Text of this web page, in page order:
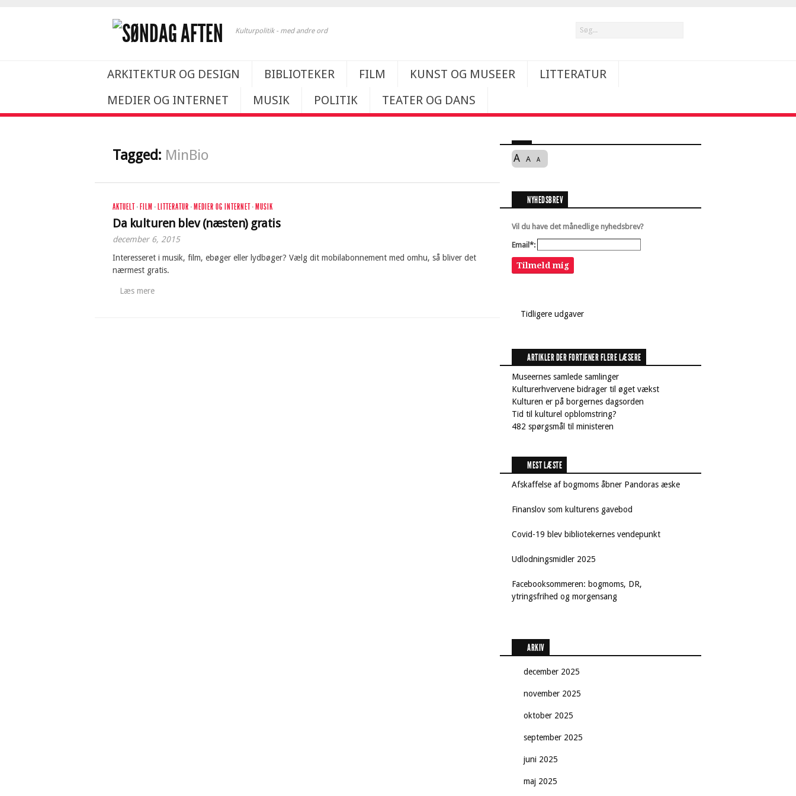
Kulturpolitik - med andre ord
ARKITEKTUR OG DESIGN BIBLIOTEKER FILM KUNST OG MUSEER
LITTERATUR
MEDIER OG INTERNET
MUSIK POLITIK TEATER OG DANS
Tagged: MinBio
AKTUELT· FILM · LITTERATUR · MEDIER OG INTERNET· MUSIK
Da kulturen blev (næsten) gratis
december 6, 2015
Interesseret i musik, film, ebøger eller lydbøger? Vælg dit mobilabonnement med omhu, så bliver det
nærmest gratis.
Læs mere
A A A
NYHEDSBREV
Vil du have det månedlige nyhedsbrev?
Email*:
Tilmeld mig
Tidligere udgaver
ARTIKLER DER FORTJENER FLERE LÆSERE
Museernes samlede samlinger
Kulturerhvervene bidrager til øget vækst
Kulturen er på borgernes dagsorden
Tid til kulturel opblomstring?
482 spørgsmål til ministeren
MEST LÆSTE
Afskaffelse af bogmoms åbner Pandoras æske
Finanslov som kulturens gavebod
Covid-19 blev bibliotekernes vendepunkt
Udlodningsmidler 2025
Facebooksommeren: bogmoms, DR,
ytringsfrihed og morgensang
ARKIV
december 2025
november 2025
oktober 2025
september 2025
juni 2025
maj 2025